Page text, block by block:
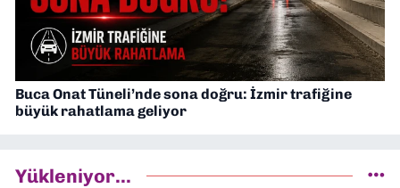
Buca Onat Tüneli’nde sona doğru: İzmir trafiğine
büyük rahatlama geliyor
Yükleniyor...